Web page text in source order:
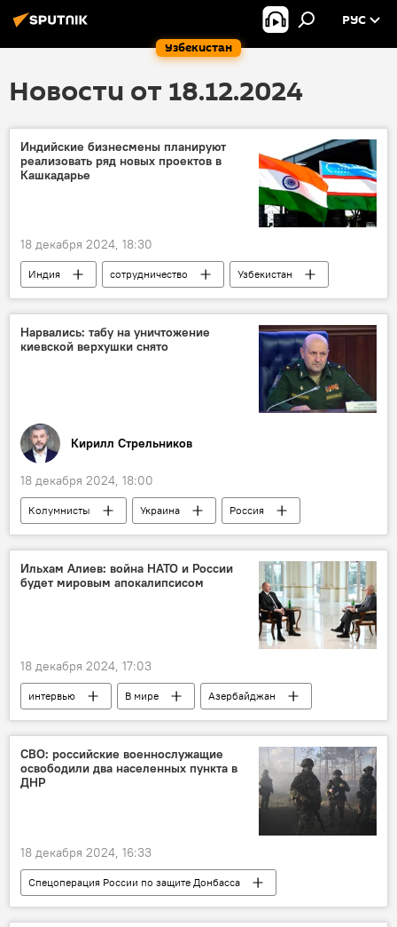
Узбекистан
РУС
Новости от 18.12.2024
Индийские бизнесмены планируют
реализовать ряд новых проектов в
Кашкадарье
18 декабря 2024, 18:30
Индия сотрудничество
Узбекистан
Кашкадарьинская область
проект
Нарвались: табу на уничтожение
киевской верхушки снято
Кирилл Стрельников
18 декабря 2024, 18:00
Колумнисты Украина
Россия
США
ВСУ
Владимир Путин
Спецоперация России по защите Донбасса
СВО
Ильхам Алиев: война НАТО и России
будет мировым апокалипсисом
18 декабря 2024, 17:03
интервью В мире
Азербайджан
Ильхам Алиев
Дмитрий Киселев
Владимир Путин
НАТО
ОБСЕ
ООН
Россия
Армения
СВО: российские военнослужащие
освободили два населенных пункта в
ДНР
18 декабря 2024, 16:33
Спецоперация России по защите Донбасса
Россия
СВО ВСУ
В мире